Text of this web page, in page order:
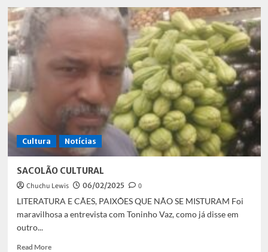
LITERASOM
LITERATURA
Cultura Notícias
SACOLÃO CULTURAL
Chuchu Lewis 06/02/2025
0
LITERATURA E CÃES, PAIXÕES QUE NÃO SE MISTURAM Foi
maravilhosa a entrevista com Toninho Vaz, como já disse em
outro...
Read MoreRead